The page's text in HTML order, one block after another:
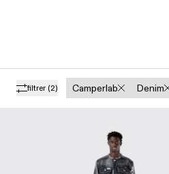
filtrer (2) Camperlab Denim